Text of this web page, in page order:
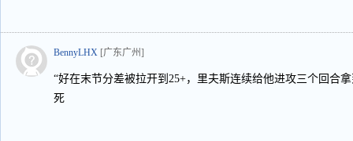
BennyLHX [广东广州]
“好在末节分差被拉开到25+，里夫斯连续给他进攻三个回合
死